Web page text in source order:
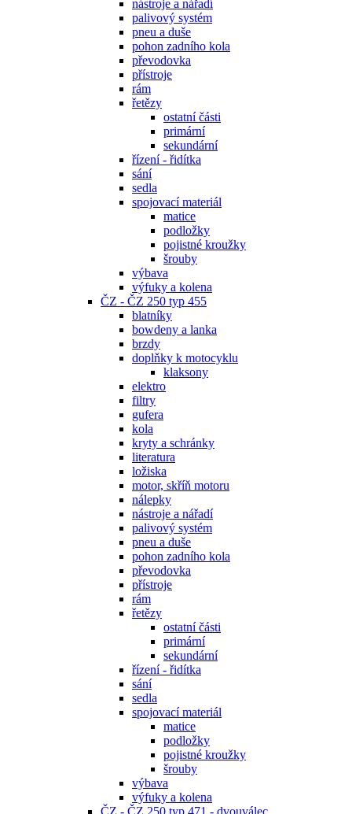
nástroje a nářadí
palivový systém
pneu a duše
pohon zadního kola
převodovka
přístroje
rám
řetězy
ostatní části
primární
sekundární
řízení - řidítka
sání
sedla
spojovací materiál
matice
podložky
pojistné kroužky
šrouby
výbava
výfuky a kolena
ČZ - ČZ 250 typ 455
blatníky
bowdeny a lanka
brzdy
doplňky k motocyklu
klaksony
elektro
filtry
gufera
kola
kryty a schránky
literatura
ložiska
motor, skříň motoru
nálepky
nástroje a nářadí
palivový systém
pneu a duše
pohon zadního kola
převodovka
přístroje
rám
řetězy
ostatní části
primární
sekundární
řízení - řidítka
sání
sedla
spojovací materiál
matice
podložky
pojistné kroužky
šrouby
výbava
výfuky a kolena
ČZ - ČZ 250 typ 471 - dvouválec